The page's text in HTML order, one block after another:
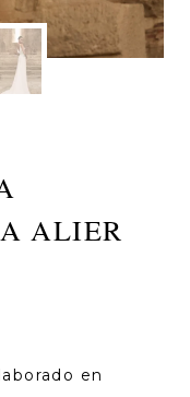
ALIER
en